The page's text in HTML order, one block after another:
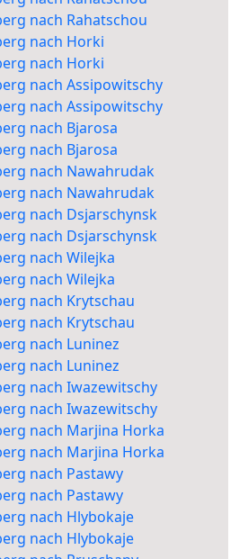
nach Rahatschou
nach Horki
nach Horki
nach Assipowitschy
nach Assipowitschy
nach Bjarosa
nach Bjarosa
nach Nawahrudak
nach Nawahrudak
nach Dsjarschynsk
nach Dsjarschynsk
nach Wilejka
nach Wilejka
nach Krytschau
nach Krytschau
nach Luninez
nach Luninez
nach Iwazewitschy
nach Iwazewitschy
nach Marjina Horka
nach Marjina Horka
nach Pastawy
nach Pastawy
nach Hlybokaje
nach Hlybokaje